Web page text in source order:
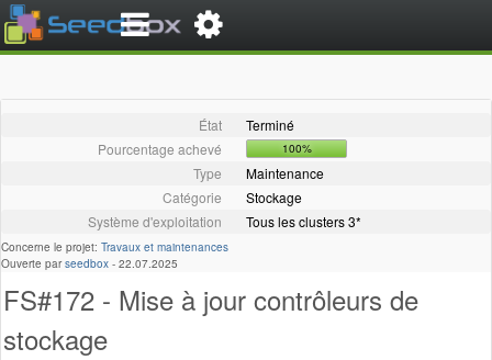
État
Terminé
Pourcentage achevé
100%
Type
Maintenance
Catégorie
Stockage
Système d'exploitation
Tous les clusters 3*
Concerne le projet: Travaux et maintenances
Ouverte parseedbox - 22.07.2025
FS#172 - Mise à jour contrôleurs de
stockage